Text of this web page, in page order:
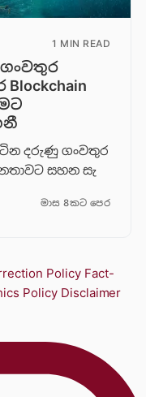
1 MIN READ
දරුණු ගංවතුර
සහන සැ
මාස 8කට පෙර
Policy Fact-
Policy Disclaimer